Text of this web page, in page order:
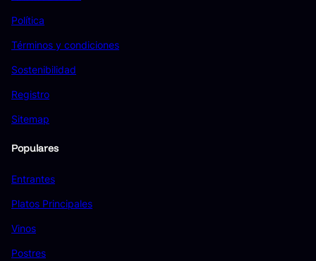
Política
Términos y condiciones
Sostenibilidad
Registro
Sitemap
Populares
Entrantes
Platos Principales
Vinos
Postres